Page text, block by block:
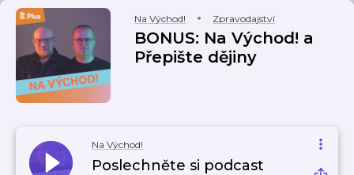
Na Východ! Zpravodajství
BONUS: Na Východ! a
Přepište dějiny
Na Východ!
Poslechněte si podcast